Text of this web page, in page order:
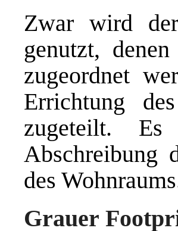
Zwar wird
genutzt,
zugeordnet
Errichtung
zugeteilt.
Abschreibung
des
Grauer